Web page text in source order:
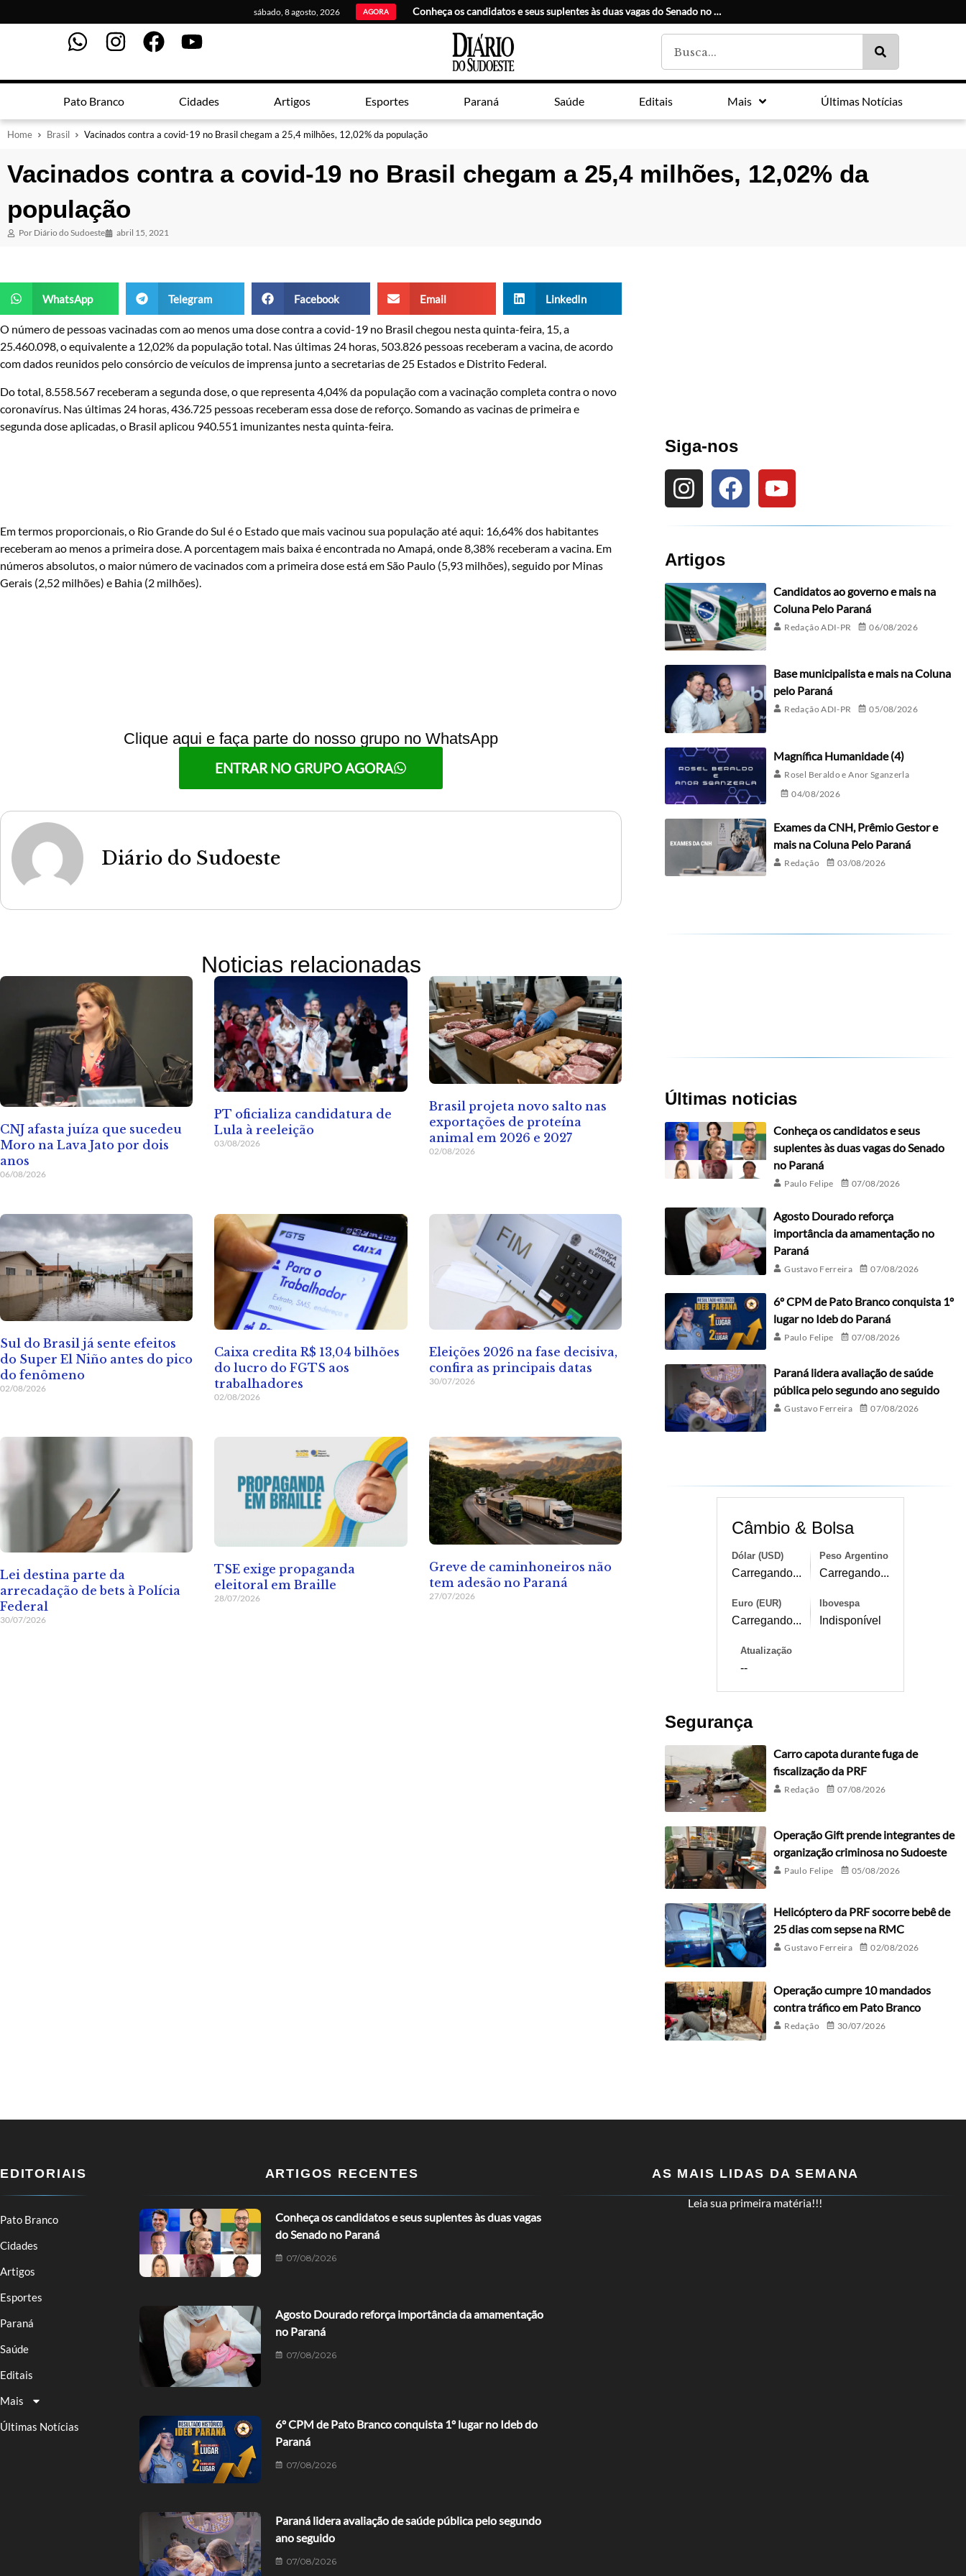
sábado, 8 agosto, 2026 AGORA Conheça os candidatos e seus suplentes às duas vagas do Senado no Paraná
Pato Branco Cidades Artigos Esportes Paraná Saúde Editais Mais Últimas Notícias
Home Brasil Vacinados contra a covid-19 no Brasil chegam a 25,4 milhões, 12,02% da população
Vacinados contra a covid-19 no Brasil chegam a 25,4 milhões, 12,02% da
população
Por Diário do Sudoeste abril 15, 2021
WhatsApp Telegram Facebook Email LinkedIn
O número de pessoas vacinadas com ao menos uma dose contra a covid-19 no Brasil chegou nesta quinta-feira, 15, a
25.460.098, o equivalente a 12,02% da população total. Nas últimas 24 horas, 503.826 pessoas receberam a vacina, de acordo
com dados reunidos pelo consórcio de veículos de imprensa junto a secretarias de 25 Estados e Distrito Federal.
Do total, 8.558.567 receberam a segunda dose, o que representa 4,04% da população com a vacinação completa contra o novo
coronavírus. Nas últimas 24 horas, 436.725 pessoas receberam essa dose de reforço. Somando as vacinas de primeira e
segunda dose aplicadas, o Brasil aplicou 940.551 imunizantes nesta quinta-feira.
Em termos proporcionais, o Rio Grande do Sul é o Estado que mais vacinou sua população até aqui: 16,64% dos habitantes
receberam ao menos a primeira dose. A porcentagem mais baixa é encontrada no Amapá, onde 8,38% receberam a vacina. Em
números absolutos, o maior número de vacinados com a primeira dose está em São Paulo (5,93 milhões), seguido por Minas
Gerais (2,52 milhões) e Bahia (2 milhões).
Clique aqui e faça parte do nosso grupo no WhatsApp
ENTRAR NO GRUPO AGORA
Diário do Sudoeste
Noticias relacionadas
CNJ afasta juíza que sucedeu
Moro na Lava Jato por dois
anos
06/08/2026
PT oficializa candidatura de
Lula à reeleição
03/08/2026
Brasil projeta novo salto nas
exportações de proteína
animal em 2026 e 2027
02/08/2026
Sul do Brasil já sente efeitos
do Super El Niño antes do pico
do fenômeno
02/08/2026
Caixa credita R$ 13,04 bilhões
do lucro do FGTS aos
trabalhadores
02/08/2026
Eleições 2026 na fase decisiva,
confira as principais datas
30/07/2026
Lei destina parte da
arrecadação de bets à Polícia
Federal
30/07/2026
TSE exige propaganda
eleitoral em Braille
28/07/2026
Greve de caminhoneiros não
tem adesão no Paraná
27/07/2026
Siga-nos
Artigos
Candidatos ao governo e mais na
Coluna Pelo Paraná
Redação ADI-PR 06/08/2026
Base municipalista e mais na Coluna
pelo Paraná
Redação ADI-PR 05/08/2026
Magnífica Humanidade (4)
Rosel Beraldo e Anor Sganzerla
04/08/2026
Exames da CNH, Prêmio Gestor e
mais na Coluna Pelo Paraná
Redação 03/08/2026
Últimas noticias
Conheça os candidatos e seus
suplentes às duas vagas do Senado
no Paraná
Paulo Felipe 07/08/2026
Agosto Dourado reforça
importância da amamentação no
Paraná
Gustavo Ferreira 07/08/2026
6º CPM de Pato Branco conquista 1º
lugar no Ideb do Paraná
Paulo Felipe 07/08/2026
Paraná lidera avaliação de saúde
pública pelo segundo ano seguido
Gustavo Ferreira 07/08/2026
Câmbio & Bolsa
Dólar (USD)
Carregando...
Peso Argentino
Carregando...
Euro (EUR)
Carregando...
Ibovespa
Indisponível
Atualização
--
Segurança
Carro capota durante fuga de
fiscalização da PRF
Redação 07/08/2026
Operação Gift prende integrantes de
organização criminosa no Sudoeste
Paulo Felipe 05/08/2026
Helicóptero da PRF socorre bebê de
25 dias com sepse na RMC
Gustavo Ferreira 02/08/2026
Operação cumpre 10 mandados
contra tráfico em Pato Branco
Redação 30/07/2026
EDITORIAIS
Pato Branco
Cidades
Artigos
Esportes
Paraná
Saúde
Editais
Mais
Últimas Notícias
ARTIGOS RECENTES
Conheça os candidatos e seus suplentes às duas vagas
do Senado no Paraná
07/08/2026
Agosto Dourado reforça importância da amamentação
no Paraná
07/08/2026
6º CPM de Pato Branco conquista 1º lugar no Ideb do
Paraná
07/08/2026
Paraná lidera avaliação de saúde pública pelo segundo
ano seguido
07/08/2026
AS MAIS LIDAS DA SEMANA
Leia sua primeira matéria!!!